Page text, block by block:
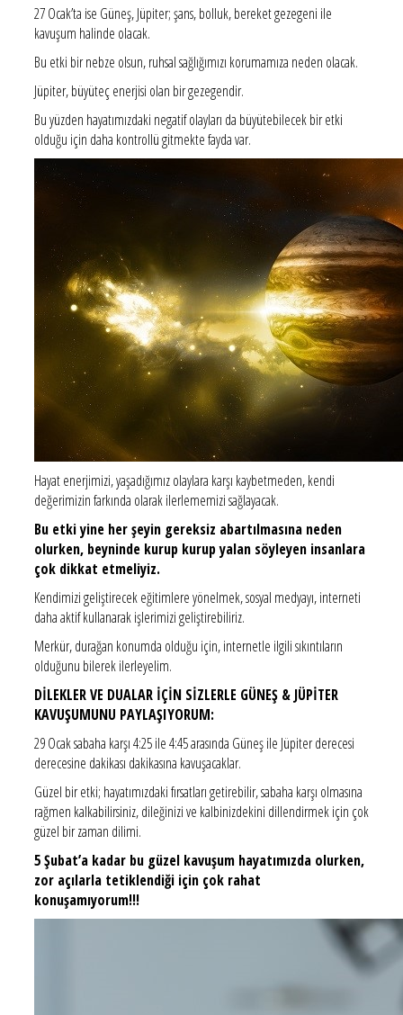
27 Ocak’ta ise Güneş, Jüpiter; şans, bolluk, bereket gezegeni ile
kavuşum halinde olacak.
Bu etki bir nebze olsun, ruhsal sağlığımızı korumamıza neden olacak.
Jüpiter, büyüteç enerjisi olan bir gezegendir.
Bu yüzden hayatımızdaki negatif olayları da büyütebilecek bir etki
olduğu için daha kontrollü gitmekte fayda var.
Hayat enerjimizi, yaşadığımız olaylara karşı kaybetmeden, kendi
değerimizin farkında olarak ilerlememizi sağlayacak.
Bu etki yine her şeyin gereksiz abartılmasına neden
olurken, beyninde kurup kurup yalan söyleyen insanlara
çok dikkat etmeliyiz.
Kendimizi geliştirecek eğitimlere yönelmek, sosyal medyayı, interneti
daha aktif kullanarak işlerimizi geliştirebiliriz.
Merkür, durağan konumda olduğu için, internetle ilgili sıkıntıların
olduğunu bilerek ilerleyelim.
DİLEKLER VE DUALAR İÇİN SİZLERLE GÜNEŞ & JÜPİTER
KAVUŞUMUNU PAYLAŞIYORUM:
29 Ocak sabaha karşı 4:25 ile 4:45 arasında Güneş ile Jüpiter derecesi
derecesine dakikası dakikasına kavuşacaklar.
Güzel bir etki; hayatımızdaki fırsatları getirebilir, sabaha karşı olmasına
rağmen kalkabilirsiniz, dileğinizi ve kalbinizdekini dillendirmek için çok
güzel bir zaman dilimi.
5 Şubat’a kadar bu güzel kavuşum hayatımızda olurken,
zor açılarla tetiklendiği için çok rahat
konuşamıyorum!!!